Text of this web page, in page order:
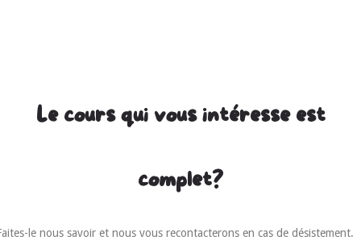
Le cours qui vous intéresse est
complet?
le nous savoir et nous vous recontacterons en cas de désistement.